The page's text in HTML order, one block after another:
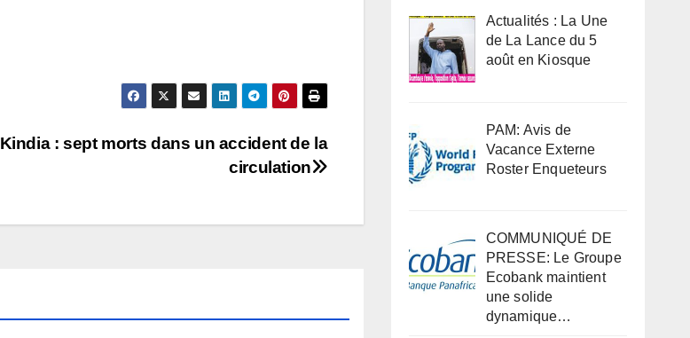
Kindia : sept morts dans un accident de la
circulation
Actualités : La Une
de La Lance du 5
août en Kiosque
PAM: Avis de
Vacance Externe
Roster Enqueteurs
COMMUNIQUÉ DE
PRESSE: Le Groupe
Ecobank maintient
une solide
dynamique…